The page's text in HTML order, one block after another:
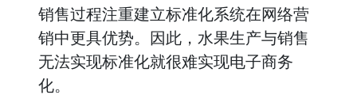
销售过程注重建立标准化系统在网络营
销中更具优势。因此，水果生产与销售
无法实现标准化就很难实现电子商务
化。